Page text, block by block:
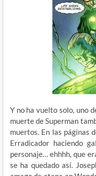
Y no ha vuelto solo, uno
muerte de Superman
muertos. En las páginas
Erradicador haciendo
personaje… ehhhh, que
se ha quedado así.